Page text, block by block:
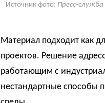
Источник фото: Пресс-
Материал подходит как
проектов. Решение
работающим с
нестандартные способы